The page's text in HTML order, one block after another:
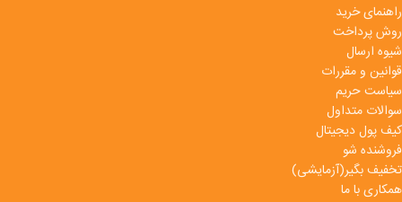
راهنمای خرید
روش پرداخت
شیوه ارسال
قوانین و مقررات
سیاست حریم
سوالات متداول
کیف پول دیجیتال
فروشنده شو
تخفیف بگیر(آزمایشی)
همکاری با ما